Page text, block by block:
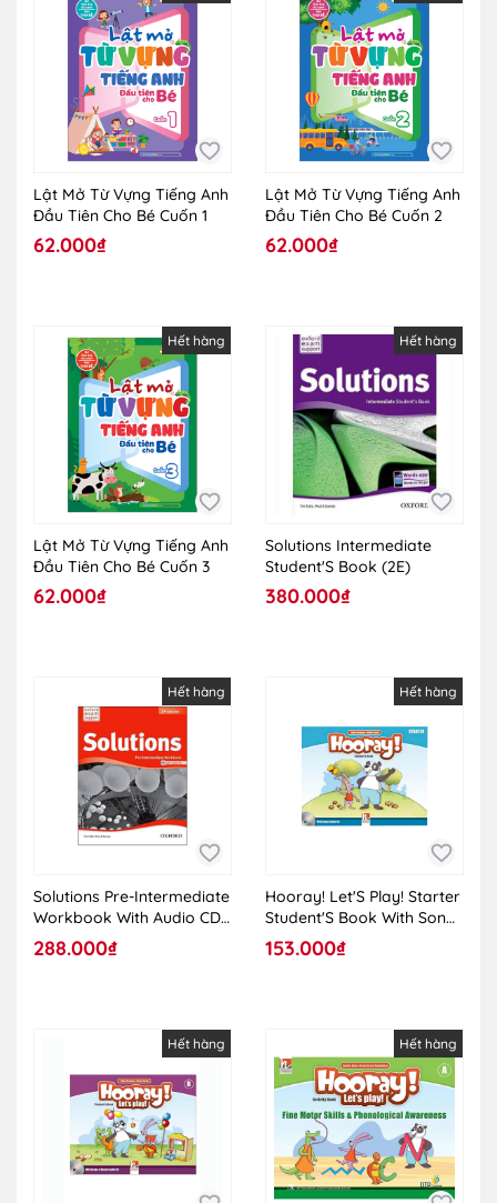
Lật Mở Từ Vựng Tiếng Anh
Đầu Tiên Cho Bé Cuốn 1
62.000₫
Lật Mở Từ Vựng Tiếng Anh
Đầu Tiên Cho Bé Cuốn 2
62.000₫
Hết hàng
Lật Mở Từ Vựng Tiếng Anh
Đầu Tiên Cho Bé Cuốn 3
62.000₫
Hết hàng
Solutions Intermediate
Student'S Book (2E)
380.000₫
Hết hàng
Solutions Pre-Intermediate
Workbook With Audio CD
(2E)
288.000₫
Hết hàng
Hooray! Let'S Play! Starter
Student'S Book With Songs
Audio CD
153.000₫
Hết hàng Hết hàng